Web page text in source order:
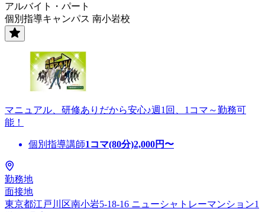
アルバイト・パート
個別指導キャンパス 南小岩校
マニュアル、研修ありだから安心♪週1回、1コマ～勤務可
能！
個別指導講師1コマ(80分)2,000円〜
勤務地
面接地
東京都江戸川区南小岩5-18-16 ニューシャトレーマンション1